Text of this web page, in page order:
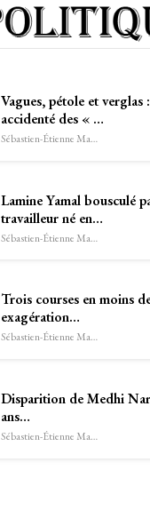
Vagues, pétole et verglas
accidenté des « …
Sébastien-Étienne Marechal
Lamine Yamal bousculé
travailleur né en…
Sébastien-Étienne Marechal
Trois courses en moins
exagération…
Sébastien-Étienne Marechal
Disparition de Medhi
ans…
Sébastien-Étienne Marechal